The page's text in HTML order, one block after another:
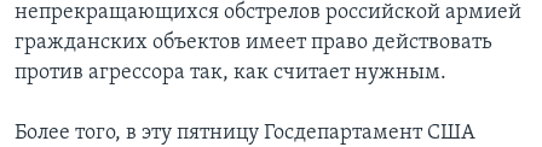
непрекращающихся обстрелов российской армией
гражданских объектов имеет право действовать
против агрессора так, как считает нужным.
Более того, в эту пятницу Госдепартамент США